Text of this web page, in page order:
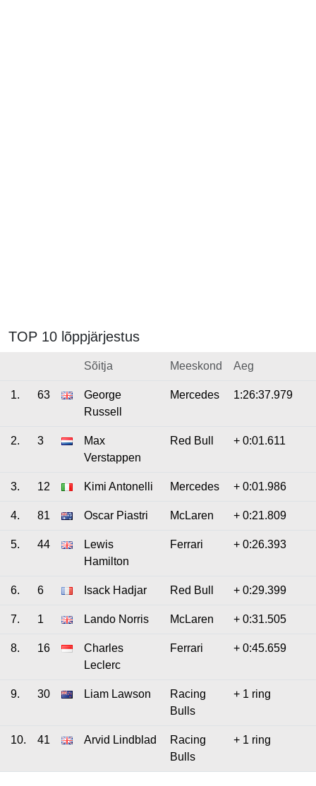
TOP 10 lõppjärjestus
Sõitja Meeskond Aeg
1. 63
George
Russell
Mercedes 1:26:37.979
2. 3
Max
Verstappen
Red Bull + 0:01.611
3. 12 Kimi Antonelli Mercedes + 0:01.986
4. 81 Oscar Piastri McLaren + 0:21.809
5. 44
Lewis
Hamilton
Ferrari + 0:26.393
6. 6 Isack Hadjar Red Bull + 0:29.399
7. 1 Lando Norris McLaren + 0:31.505
8. 16
Charles
Leclerc
Ferrari + 0:45.659
9. 30 Liam Lawson
Racing
Bulls
+ 1 ring
10. 41 Arvid Lindblad
Racing
Bulls
+ 1 ring